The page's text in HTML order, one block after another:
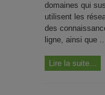
domaines qui
utilisent les
des
ligne, ainsi que
Lire la suite...